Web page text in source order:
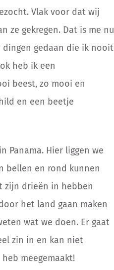
Vlak voor dat wij
ze gekregen. Dat is me nu
gedaan die ik nooit
heb ik een
beest, zo mooi en
en een beetje
Panama. Hier liggen we
bellen en rond kunnen
zijn drieën in hebben
het land gaan maken
wat we doen. Er gaat
zin in en kan niet
meegemaakt!